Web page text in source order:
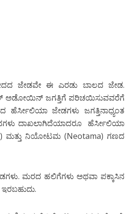
ಜೇಡವೇ ಈ ಎರಡು ಬಾಲದ ಜೇಡ.
ಅಡೋಯಿನ್ ಜಗತ್ತಿಗೆ ಪರಿಚಯಿಸುವವರೆಗೆ
ಜೇಡಗಳು ಜಗತ್ತಿನಾಧ್ಯಂತ
ದಾಖಲಾಗಿದೆಯಾದರೂ ಹೆರ್ಸೀಲಿಯಾ
ಮತ್ತು ನಿಯೋಟಮ (Neotama) ಗಣದ
ಮರದ ಹಲಿಗೆಗಳು ಅಥವಾ ಪಕ್ಕಾಸಿನ